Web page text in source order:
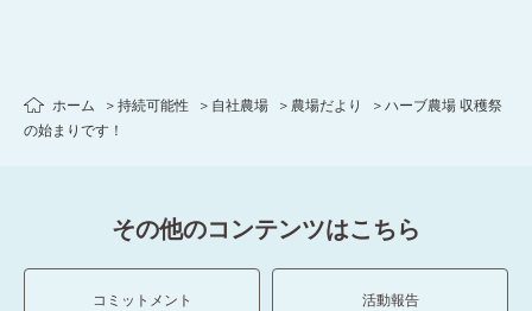
ホーム 持続可能性 自社農場 農場だより
ハーブ農場 収穫祭
の始まりです！
その他のコンテンツはこちら
コミットメント 活動報告